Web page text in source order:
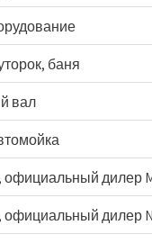
баня
вал
официальный дилер
официальный дилер